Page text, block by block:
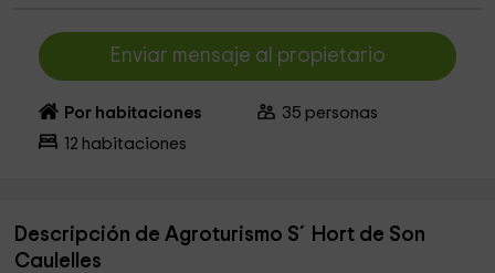
Enviar mensaje al propietario
Por habitaciones 35 personas
12 habitaciones
Descripción de Agroturismo S´Hort de Son
Caulelles